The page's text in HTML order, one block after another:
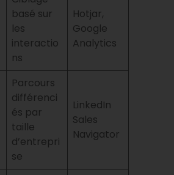
basé sur
les
interactio
ns
Hotjar,
Google
Analytics
Parcours
différenci
és par
taille
d’entrepri
se
LinkedIn
Sales
Navigator